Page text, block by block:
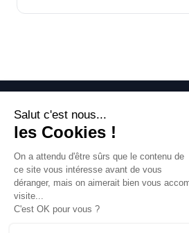
idezen
idezen.fr est un site de distribution
emprunteur opéré par Place des
assurances, immatriculé à l'ORIAS.
contrat collectif d'assurance
auprès de GAN Eurocourtage —